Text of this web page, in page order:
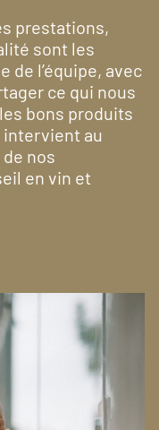
prestations,
sont les
de l’équipe, avec
ce qui nous
bons produits
intervient au
nos
en vin et